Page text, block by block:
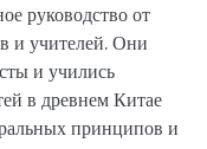
руководство от
и учителей. Они
и учились
в древнем Китае
принципов и